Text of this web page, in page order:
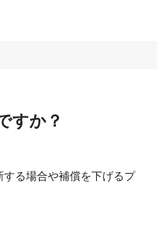
すか？
る場合や補償を下げるプ